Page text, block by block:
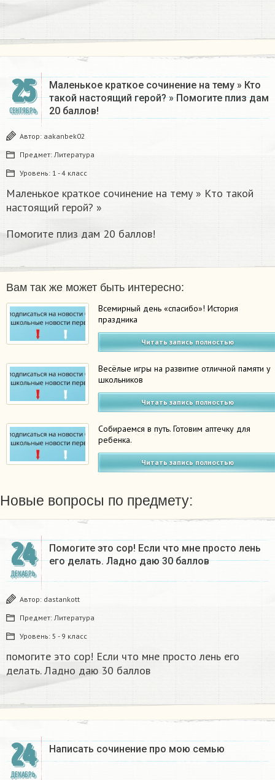
25
СЕНТЯБРЬ
Маленькое краткое сочинение на тему » Кто
такой настоящий герой? » Помогите плиз дам
20 баллов!
Автор: aakanbek02
Предмет: Литература
Уровень: 1 - 4 класс
Маленькое краткое сочинение на тему » Кто такой
настоящий герой? »
Помогите плиз дам 20 баллов!
Вам так же может быть интересно:
Всемирный день «спасибо»! История
праздника
Читать запись полностью
Весёлые игры на развитие отличной памяти у
школьников
Читать запись полностью
Собираемся в путь. Готовим аптечку для
ребенка.
Читать запись полностью
Новые вопросы по предмету:
24
ДЕКАБРЬ
Помогите это сор! Если что мне просто лень
его делать. Ладно даю 30 баллов​
Автор: dastankott
Предмет: Литература
Уровень: 5 - 9 класс
помогите это сор! Если что мне просто лень его
делать. Ладно даю 30 баллов​
24
ДЕКАБРЬ
Написать сочинение про мою семью ​